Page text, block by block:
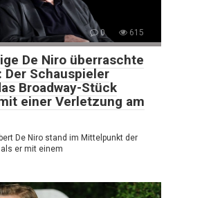
0 615
De Niro überraschte
Der Schauspieler
Broadway-Stück
einer Verletzung am
De Niro stand im Mittelpunkt der
er mit einem